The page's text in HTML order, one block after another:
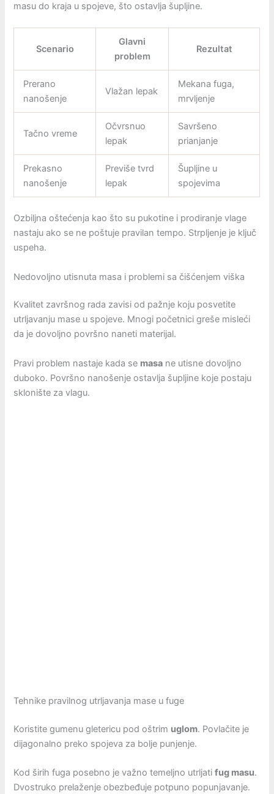
masu do kraja u spojeve, što ostavlja šupljine.
Scenario
Glavni
problem
Rezultat
Prerano
nanošenje
Vlažan lepak
Mekana fuga,
mrvljenje
Tačno vreme
Očvrsnuo
lepak
Savršeno
prianjanje
Prekasno
nanošenje
Previše tvrd
lepak
Šupljine u
spojevima
Ozbiljna oštećenja kao što su pukotine i prodiranje vlage
nastaju ako se ne poštuje pravilan tempo. Strpljenje je ključ
uspeha.
Nedovoljno utisnuta masa i problemi sa čišćenjem viška
Kvalitet završnog rada zavisi od pažnje koju posvetite
utrljavanju mase u spojeve. Mnogi početnici greše misleći
da je dovoljno površno naneti materijal.
Pravi problem nastaje kada se masa ne utisne dovoljno
duboko. Površno nanošenje ostavlja šupljine koje postaju
sklonište za vlagu.
Tehnike pravilnog utrljavanja mase u fuge
Koristite gumenu gletericu pod oštrim uglom. Povlačite je
dijagonalno preko spojeva za bolje punjenje.
Kod širih fuga posebno je važno temeljno utrljatifug masu.
Dvostruko prelaženje obezbeđuje potpuno popunjavanje.